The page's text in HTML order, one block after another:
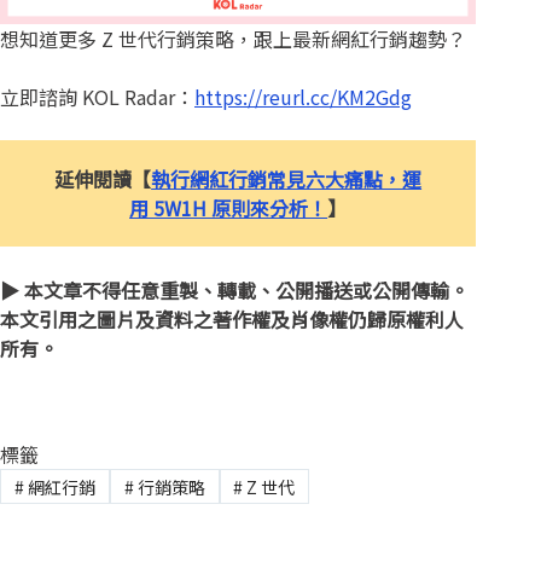
想知道更多 Z 世代行銷策略，跟上最新網紅行銷趨勢？
立即諮詢 KOL Radar： https://reurl.cc/KM2Gdg
延伸閱讀【執行網紅行銷常見六大痛點，運
用 5W1H 原則來分析！ 】
▶︎ 本文章不得任意重製、轉載、公開播送或公開傳輸。
本文引用之圖片及資料之著作權及肖像權仍歸原權利人
所有。
標籤
#網紅行銷 #行銷策略 # Z 世代